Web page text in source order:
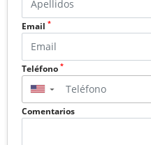
Email *
Teléfono *
▼
Comentarios